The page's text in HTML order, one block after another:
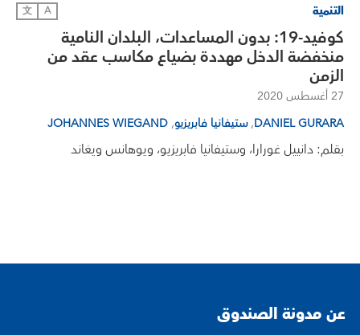
التنمية A
文
كوفيد-19: بدون المساعدات، البلدان النامية
منخفضة الدخل مهددة بضياع مكاسب عقد من
الزمن
27 أغسطس 2020
DANIEL GURARA
,ستيفانيا فابريزيو,
JOHANNES WIEGAND
بقلم: دانييل غورارا، وستيفانيا فابريزيو، ويوهانس ويغاند
عن مدونة الصندوق